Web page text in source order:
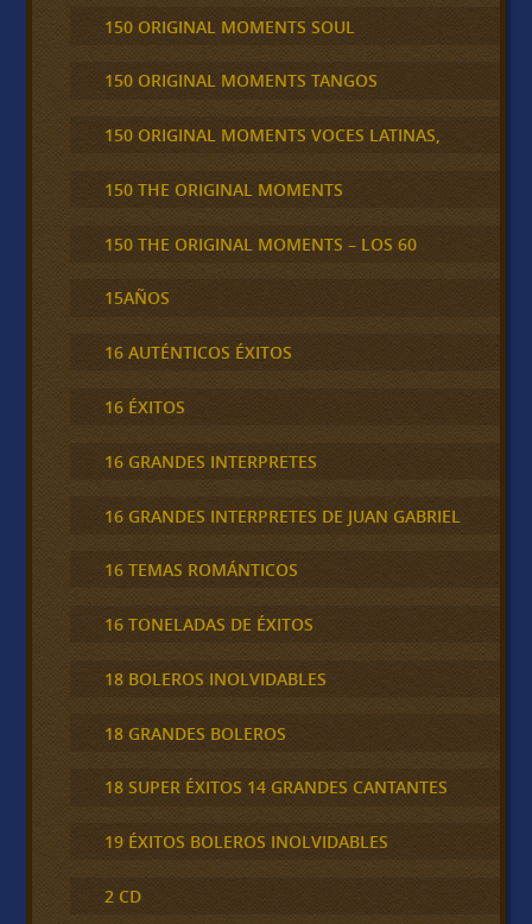
150 ORIGINAL MOMENTS SOUL
150 ORIGINAL MOMENTS TANGOS
150 ORIGINAL MOMENTS VOCES LATINAS,
150 THE ORIGINAL MOMENTS
150 THE ORIGINAL MOMENTS – LOS 60
15AÑOS
16 AUTÉNTICOS ÉXITOS
16 ÉXITOS
16 GRANDES INTERPRETES
16 GRANDES INTERPRETES DE JUAN GABRIEL
16 TEMAS ROMÁNTICOS
16 TONELADAS DE ÉXITOS
18 BOLEROS INOLVIDABLES
18 GRANDES BOLEROS
18 SUPER ÉXITOS 14 GRANDES CANTANTES
19 ÉXITOS BOLEROS INOLVIDABLES
2 CD